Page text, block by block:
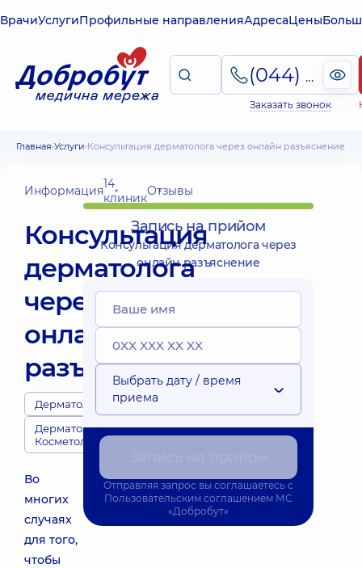
ВрачиУслугиПрофильные направленияАдресаЦены
(044) 495-2-888
Заказать звонок
Главная Услуги Консультация дерматолога через онлайн разъяснение
Информация14
клиникОтзывы
Консультация
дерматолога
через
онлайн
разъяснение
Дерматологи
Дерматология,
Косметология
Во
многих
случаях
для того,
чтобы
Запись на прийом
Консультация дерматолога через
онлайн разъяснение
Выбрать дату / время
приема
Отправляя запрос вы соглашаетесь с
Пользовательским соглашением МС
«Добробут»